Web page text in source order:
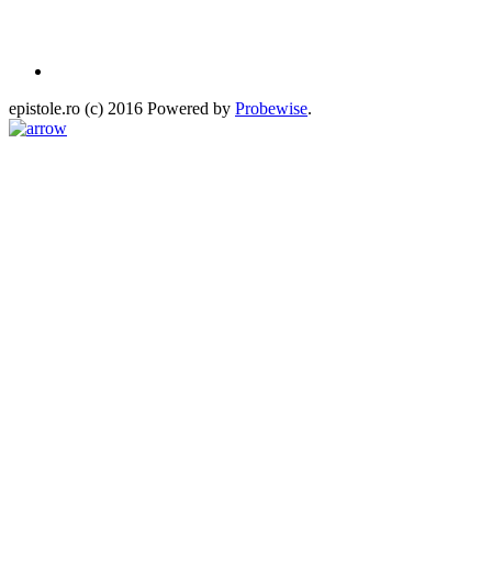
epistole.ro (c) 2016 Powered by Probewise.